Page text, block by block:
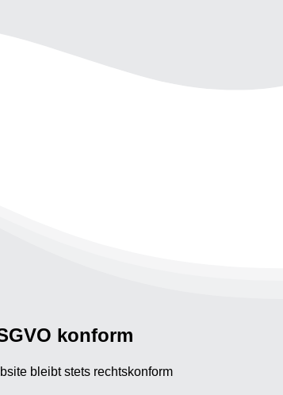
konform
bleibt stets rechtskonform